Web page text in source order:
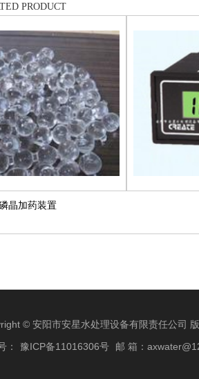
PRODUCT
晶加药装置
© 安阳市安星水处理设备有限责任公司
：
豫ICP备11016306号 邮 箱：